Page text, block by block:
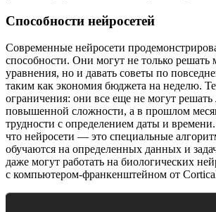
Способности нейросетей
Современные нейросети
способности. Они могут не только решать
уравнения, но и давать советы по
таким как экономия бюджета на неделю.
ограничения: они все еще не могут решать
повышенной сложности, а в прошлом
трудности с определением даты и
что нейросети — это специальные
обучаются на определенных данных и
даже могут работать на биологических
с компьютером-франкенштейном от